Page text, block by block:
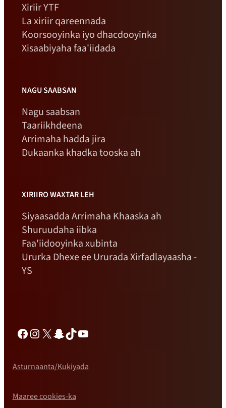
Xiriir YTF
La xiriir qareennada
Koorsooyinka iyo dhacdooyinka
Xisaabiyaha faa'iidada
NAGU SAABSAN
Nagu saabsan
Taariikhdeena
Arrimaha hadda jira
Dukaanka khadka tooska ah
XIRIIRO WAXTAR LEH
Siyaasadda Arrimaha Khaaska ah
Shuruudaha iibka
Faa'iidooyinka xubinta
Ururka Dhexe ee Ururada Xirfadlayaasha -
YS
Asturnaanta/Kukiyada
Maaree cookies-ka
Facebook
Instagram
X Snapchat
TikTokYouTube